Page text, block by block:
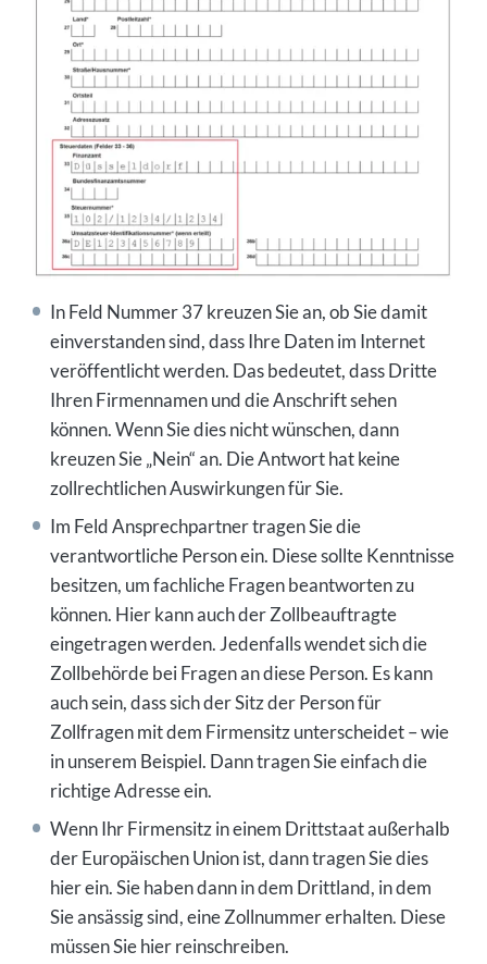
In Feld Nummer 37 kreuzen Sie an, ob Sie damit
einverstanden sind, dass Ihre Daten im Internet
veröffentlicht werden. Das bedeutet, dass Dritte
Ihren Firmennamen und die Anschrift sehen
können. Wenn Sie dies nicht wünschen, dann
kreuzen Sie „Nein“ an. Die Antwort hat keine
zollrechtlichen Auswirkungen für Sie.
Im Feld Ansprechpartner tragen Sie die
verantwortliche Person ein. Diese sollte Kenntnisse
besitzen, um fachliche Fragen beantworten zu
können. Hier kann auch der Zollbeauftragte
eingetragen werden. Jedenfalls wendet sich die
Zollbehörde bei Fragen an diese Person. Es kann
auch sein, dass sich der Sitz der Person für
Zollfragen mit dem Firmensitz unterscheidet – wie
in unserem Beispiel. Dann tragen Sie einfach die
richtige Adresse ein.
Wenn Ihr Firmensitz in einem Drittstaat außerhalb
der Europäischen Union ist, dann tragen Sie dies
hier ein. Sie haben dann in dem Drittland, in dem
Sie ansässig sind, eine Zollnummer erhalten. Diese
müssen Sie hier reinschreiben.